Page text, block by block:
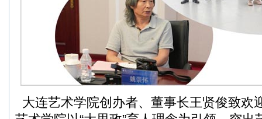
大连艺术学院创办者、董事长王贤俊致欢